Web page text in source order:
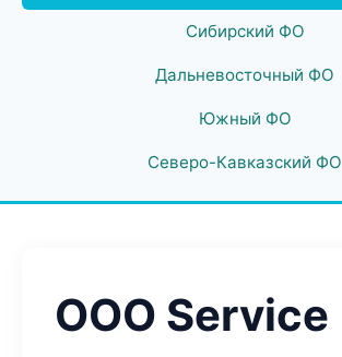
Сибирский ФО
Дальневосточный ФО
Южный ФО
Северо-Кавказский ФО
ООО Service